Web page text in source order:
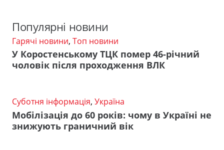
Популярні новини
Гарячі новини, Топ новини
У Коростенському ТЦК помер 46-річний
чоловік після проходження ВЛК
Суботня інформація, Україна
Мобілізація до 60 років: чому в Україні не
знижують граничний вік